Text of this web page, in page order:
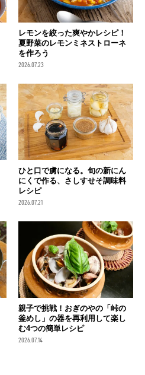
レモンを絞った爽やかレシピ！
夏野菜のレモンミネストローネ
を作ろう
2026.07.23
ひと口で虜になる。旬の新にん
にくで作る、さしすせそ調味料
レシピ
2026.07.21
親子で挑戦！おぎのやの「峠の
釜めし」の器を再利用して楽し
む4つの簡単レシピ
2026.07.14